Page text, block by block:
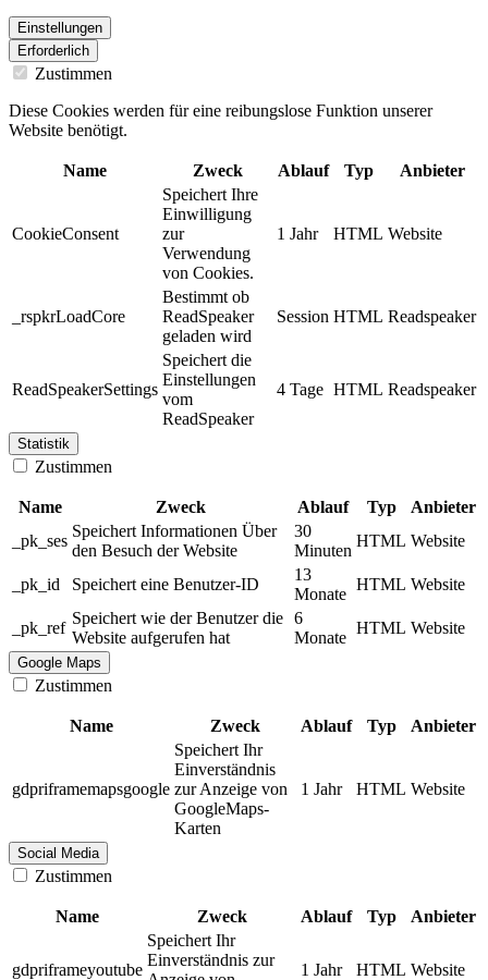
Einstellungen
Erforderlich
Zustimmen
Diese Cookies werden für eine reibungslose Funktion unserer
Website benötigt.
Name Zweck Ablauf Typ Anbieter
CookieConsent
Speichert Ihre
Einwilligung
zur
Verwendung
von Cookies.
1 Jahr HTML Website
_rspkrLoadCore
Bestimmt ob
ReadSpeaker
geladen wird
Session HTML Readspeaker
ReadSpeakerSettings
Speichert die
Einstellungen
vom
ReadSpeaker
4 Tage HTML Readspeaker
Statistik
Zustimmen
Name Zweck Ablauf Typ
Anbieter
_pk_ses
Speichert Informationen Über
den Besuch der Website
30
Minuten
HTML Website
_pk_id Speichert eine Benutzer-ID
13
Monate
HTML Website
_pk_ref
Speichert wie der Benutzer die
Website aufgerufen hat
6
Monate
HTML Website
Google Maps
Zustimmen
Name Zweck Ablauf Typ Anbieter
gdpriframemapsgoogle
Speichert Ihr
Einverständnis
zur Anzeige von
GoogleMaps-
Karten
1 Jahr HTML Website
Social Media
Zustimmen
Name Zweck Ablauf Typ Anbieter
gdpriframeyoutube
Speichert Ihr
Einverständnis zur
1 Jahr HTML Website